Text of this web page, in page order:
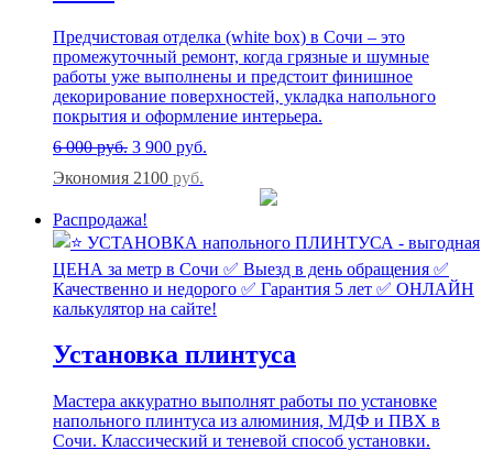
Предчистовая отделка (white box) в Сочи – это
промежуточный ремонт, когда грязные и шумные
работы уже выполнены и предстоит финишное
декорирование поверхностей, укладка напольного
покрытия и оформление интерьера.
6 000руб. 3 900 руб.
Экономия 2100 руб.
Распродажа!
Установка плинтуса
Мастера аккуратно выполнят работы по установке
напольного плинтуса из алюминия, МДФ и ПВХ в
Сочи. Классический и теневой способ установки.